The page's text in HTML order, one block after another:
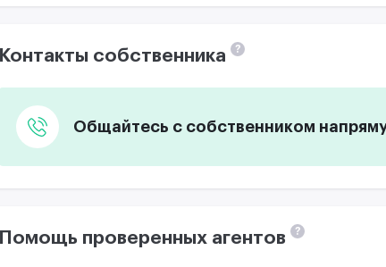
Контакты собственника ?
Общайтесь с собственником
Помощь проверенных агентов ?